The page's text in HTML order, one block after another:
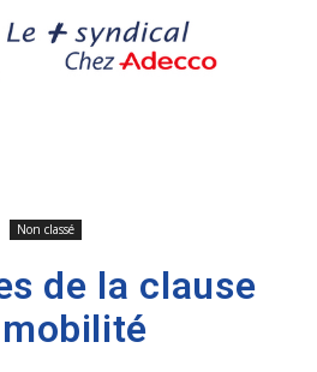
Non classé
de la clause